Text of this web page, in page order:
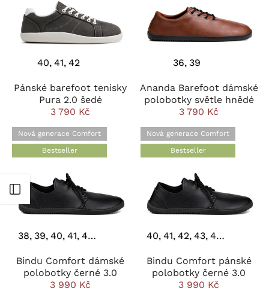
Otevřít postranní panel
40 41 42
Pánské barefoot tenisky
Pura 2.0 šedé
3 790 Kč
36 39
Ananda Barefoot dámské
polobotky světle hnědé
3 790 Kč
Nová generace Comfort
Bestseller
38 39 40 41 42
Bindu Comfort dámské
polobotky černé 3.0
3 990 Kč
Nová generace Comfort
Bestseller
40 41 42 43 44
Bindu Comfort pánské
polobotky černé 3.0
3 990 Kč